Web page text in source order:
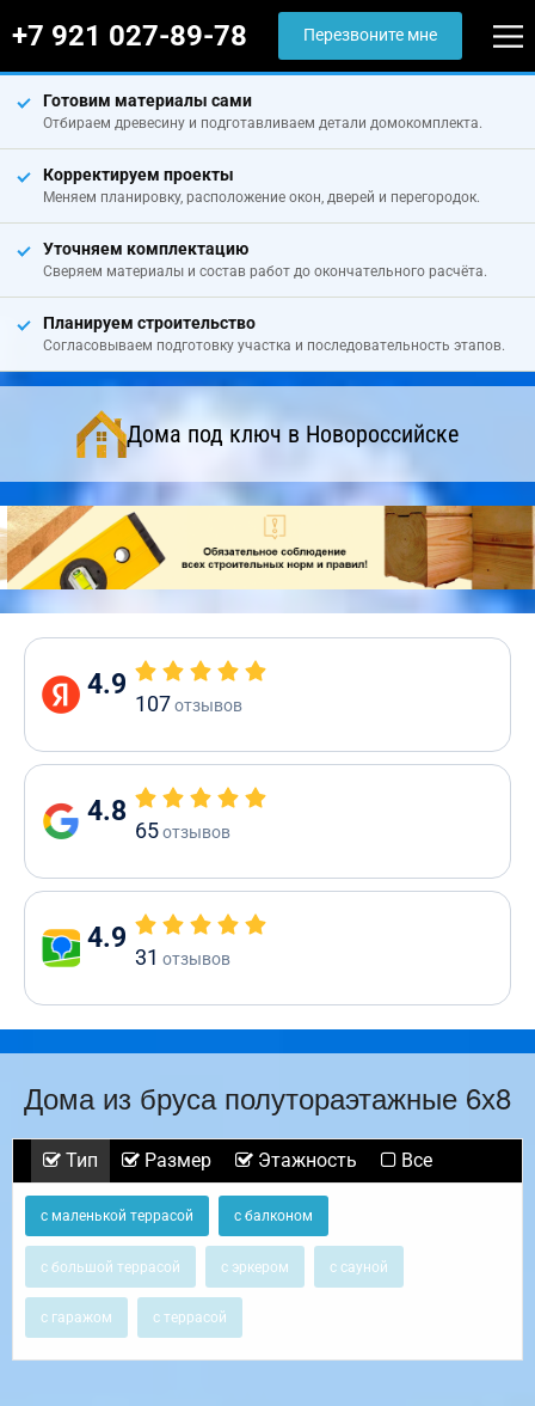
+7 921 027-89-78 Перезвоните мне
Готовим материалы сами
Отбираем древесину и подготавливаем детали домокомплекта.
Корректируем проекты
Меняем планировку, расположение окон, дверей и перегородок.
Уточняем комплектацию
Сверяем материалы и состав работ до окончательного расчёта.
Планируем строительство
Согласовываем подготовку участка и последовательность этапов.
Дома под ключ в Новороссийске
4.9
107отзывов
4.8
65отзывов
4.9
31 отзывов
Дома из бруса полутораэтажные 6х8
Тип Размер Этажность Все
с маленькой террасой с балконом
с большой террасой с эркером с сауной
с гаражом с террасой